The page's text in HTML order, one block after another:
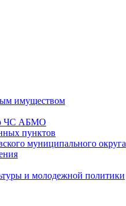
имуществом
ЧС АБМО
пунктов
муниципального округа
и молодежной политики